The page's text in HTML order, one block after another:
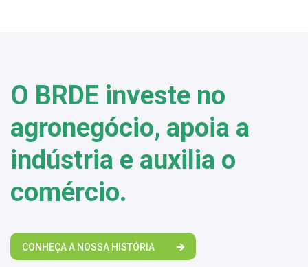
O BRDE investe no
agronegócio, apoia a
indústria e auxilia o
comércio.
CONHEÇA A NOSSA HISTÓRIA